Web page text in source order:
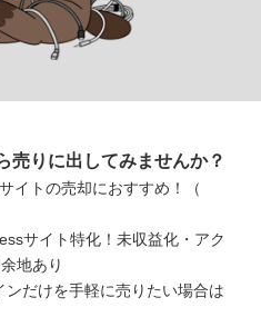
売りに出してみませんか？
イトの売却におすすめ！（
サイト特化！未収益化・アク
地あり
ンだけを手軽に売りたい場合は